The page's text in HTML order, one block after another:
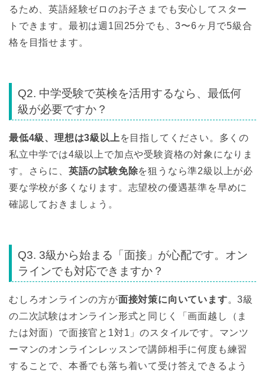
るため、英語経験ゼロのお子さまでも安心してスター
トできます。最初は週1回25分でも、3〜6ヶ月で5級合
格を目指せます。
Q2. 中学受験で英検を活用するなら、最低何
級が必要ですか？
最低4級、理想は3級以上 を目指してください。多くの
私立中学では4級以上で加点や受験資格の対象になりま
す。さらに、 英語の試験免除を狙うなら準2級以上が必
要な学校が多くなります。志望校の優遇基準を早めに
確認しておきましょう。
Q3. 3級から始まる「面接」が心配です。オン
ラインでも対応できますか？
むしろオンラインの方が面接対策に向いています。3級
の二次試験はオンライン形式と同じく「画面越し（ま
たは対面）で面接官と1対1」のスタイルです。マンツ
ーマンのオンラインレッスンで講師相手に何度も練習
することで、本番でも落ち着いて受け答えできるよう